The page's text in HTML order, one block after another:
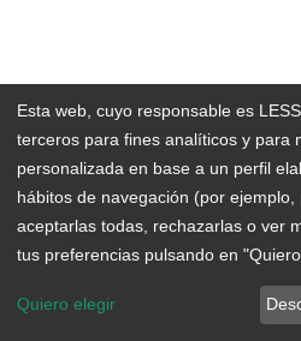
¿Sabías que se pueden
de las cáscaras de la
pepinos pertenecen a la
las cucurbitáceas, así que
similares. Sin embargo y a
se ve sandía encurtida en
Esta web, cuyo responsable es
terceros para fines analíticos y para
personalizada en base a un perfil
hábitos de navegación (por
aceptarlas todas, rechazarlas o ver
tus preferencias pulsando en "Quiero
Quiero elegir